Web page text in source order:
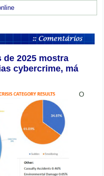
de 2025 mostra
cybercrime, má
O